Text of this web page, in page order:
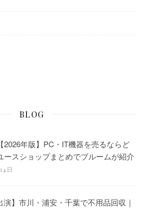
BLOG
2026年版】PC・IT機器を売るならど
ースショップまとめでブルームが紹介
日
演】市川・浦安・千葉で不用品回収｜